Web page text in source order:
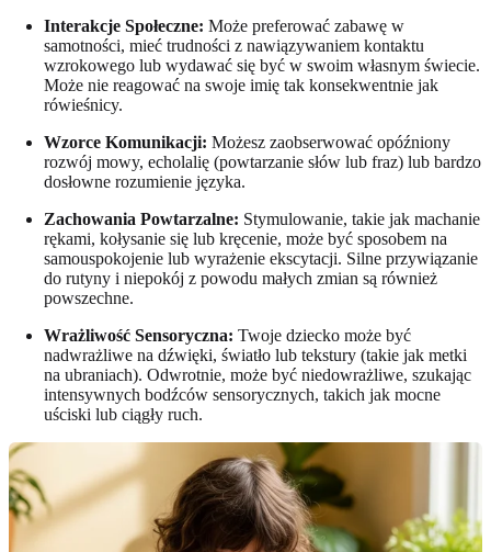
Interakcje Społeczne: Może preferować zabawę w
samotności, mieć trudności z nawiązywaniem kontaktu
wzrokowego lub wydawać się być w swoim własnym świecie.
Może nie reagować na swoje imię tak konsekwentnie jak
rówieśnicy.
Wzorce Komunikacji: Możesz zaobserwować opóźniony
rozwój mowy, echolalię (powtarzanie słów lub fraz) lub bardzo
dosłowne rozumienie języka.
Zachowania Powtarzalne: Stymulowanie, takie jak machanie
rękami, kołysanie się lub kręcenie, może być sposobem na
samouspokojenie lub wyrażenie ekscytacji. Silne przywiązanie
do rutyny i niepokój z powodu małych zmian są również
powszechne.
Wrażliwość Sensoryczna: Twoje dziecko może być
nadwrażliwe na dźwięki, światło lub tekstury (takie jak metki
na ubraniach). Odwrotnie, może być niedowrażliwe, szukając
intensywnych bodźców sensorycznych, takich jak mocne
uściski lub ciągły ruch.